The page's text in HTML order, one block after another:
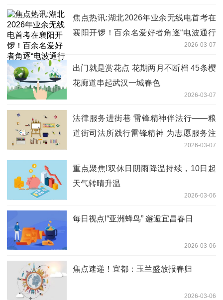
焦点热讯:湖北2026年业余无线电首考在
襄阳开锣！百余名爱好者角逐“电波通行
2026-03-07
出门就是赏花点 花期两月不断档 45条樱
花廊道串起武汉一城春色
2026-03-07
法律服务进街巷 雷锋精神伴法行——粮
道街司法所践行雷锋精神 为志愿服务注
2026-03-07
重点聚焦!双休日阴雨降温持续，10日起
天气转晴升温
2026-03-06
每日视点!“亚洲蜂鸟” 邂逅宜昌春日
2026-03-06
焦点速递！宜都：玉兰盛放报春归
2026-03-06